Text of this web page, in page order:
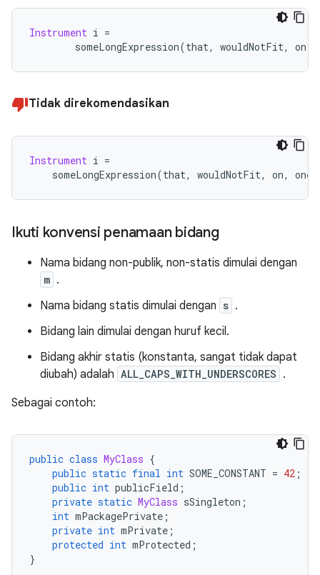
Instrument i =
someLongExpression(that, wouldNotFit, on
Tidak direkomendasikan
Instrument i =
someLongExpression(that, wouldNotFit, on, one
Ikuti konvensi penamaan bidang
Nama bidang non-publik, non-statis dimulai dengan
m .
Nama bidang statis dimulai dengan s .
Bidang lain dimulai dengan huruf kecil.
Bidang akhir statis (konstanta, sangat tidak dapat
diubah) adalah ALL_CAPS_WITH_UNDERSCORES .
Sebagai contoh:
public class MyClass {
public static final int SOME_CONSTANT = 42 ;
public int publicField ;
private static MyClass sSingleton ;
int mPackagePrivate ;
private int mPrivate ;
protected int mProtected ;
}